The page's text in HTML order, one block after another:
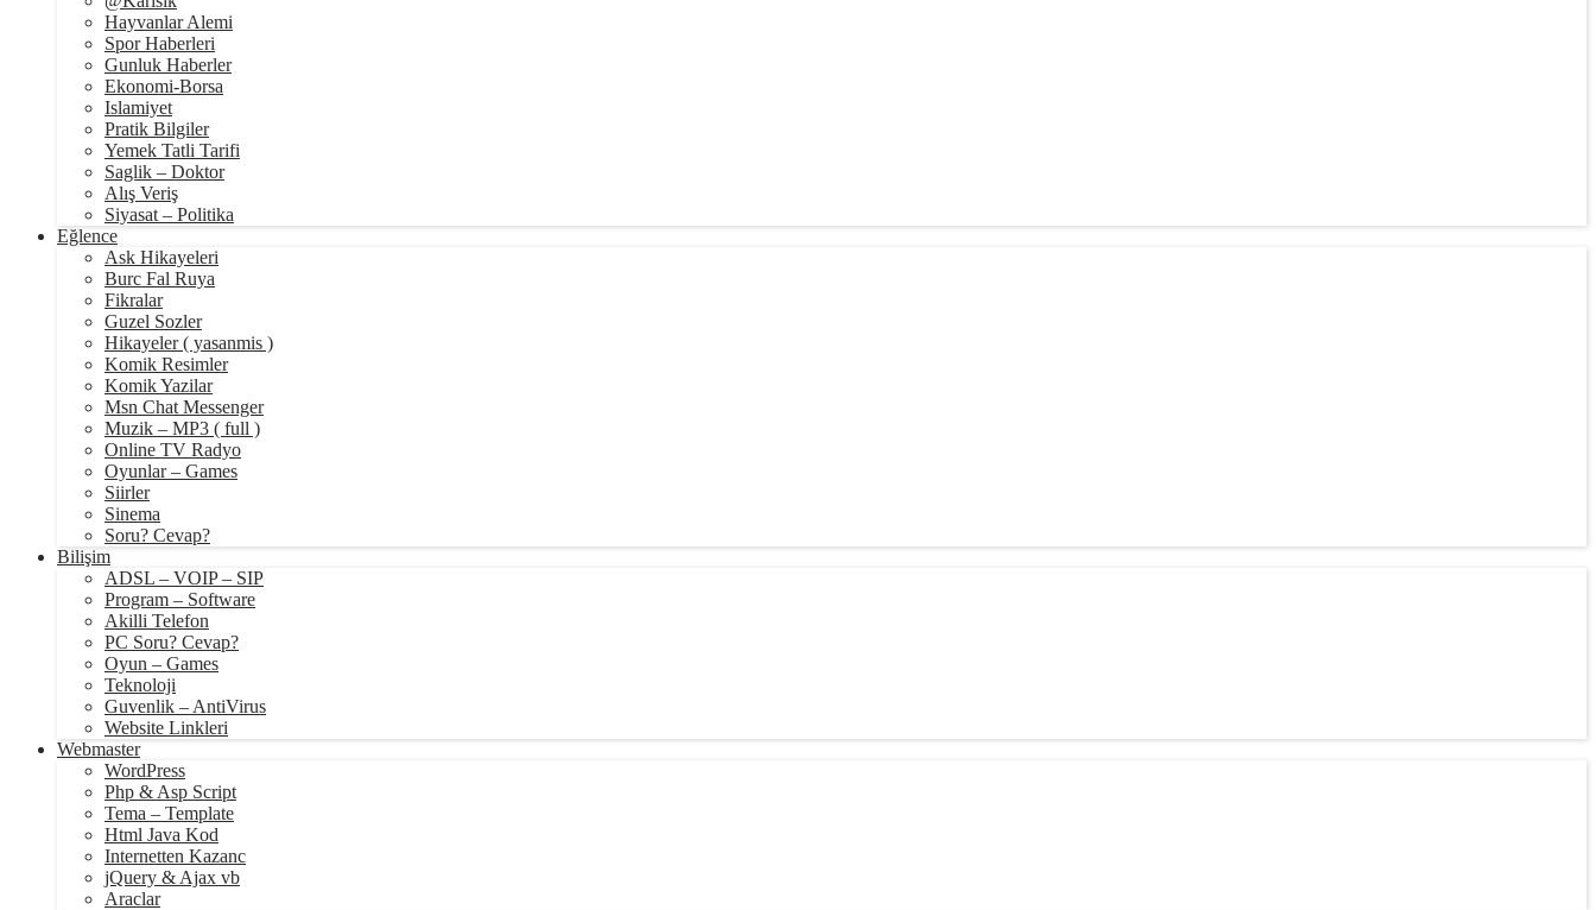
Hayvanlar Alemi
Spor Haberleri
Gunluk Haberler
Ekonomi-Borsa
Islamiyet
Pratik Bilgiler
Yemek Tatli Tarifi
Saglik – Doktor
Alış Veriş
Siyasat – Politika
Eğlence
Ask Hikayeleri
Burc Fal Ruya
Fikralar
Guzel Sozler
Hikayeler ( yasanmis )
Komik Resimler
Komik Yazilar
Msn Chat Messenger
Muzik – MP3 ( full )
Online TV Radyo
Oyunlar – Games
Siirler
Sinema
Soru? Cevap?
Bilişim
ADSL – VOIP – SIP
Program – Software
Akilli Telefon
PC Soru? Cevap?
Oyun – Games
Teknoloji
Guvenlik – AntiVirus
Website Linkleri
Webmaster
WordPress
Php & Asp Script
Tema – Template
Html Java Kod
Internetten Kazanc
jQuery & Ajax vb
Araclar